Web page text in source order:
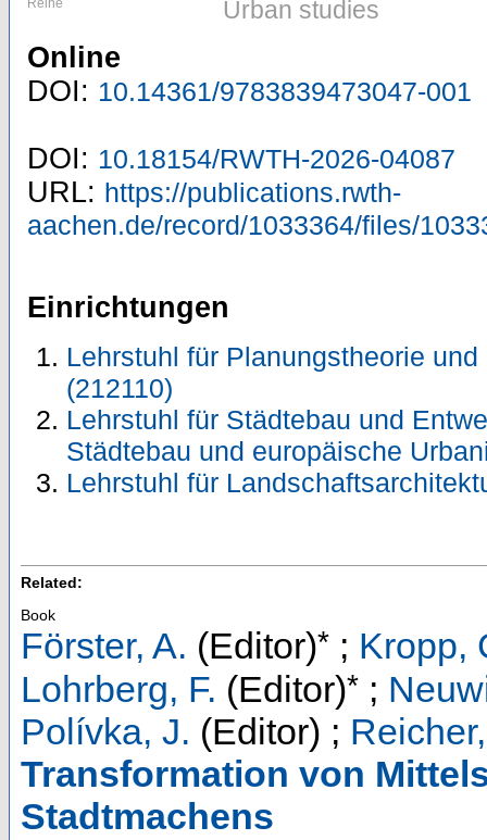
Reihe Urban studies
Online
DOI: 10.14361/9783839473047-001
DOI: 10.18154/RWTH-2026-04087
URL: https://publications.rwth-
aachen.de/record/1033364/files/
Einrichtungen
Lehrstuhl für Planungstheorie
(212110)
Lehrstuhl für Städtebau und
Städtebau und europäische
Lehrstuhl für
Related:
Book
Förster, A. (Editor)* ; Kropp,
Lohrberg, F. (Editor)* ;
Polívka, J. (Editor) ;
Transformation von
Stadtmachens